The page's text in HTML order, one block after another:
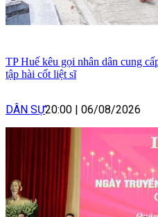
TP Huế kêu gọi nhân dân cung
tập hài cốt liệt sĩ
DÂN SỰ20:00 06/08/2026